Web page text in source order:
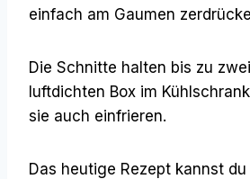
einfach am Gaumen
Die Schnitte halten bis zu
luftdichten Box im
sie auch einfrieren.
Das heutige Rezept kannst